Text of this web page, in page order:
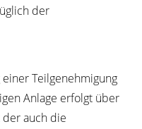
der
Teilgenehmigung
Anlage erfolgt über
auch die